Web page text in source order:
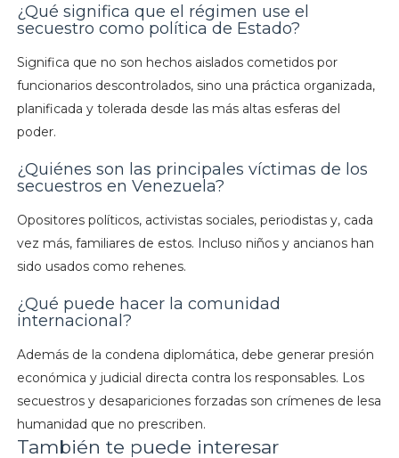
¿Qué significa que el régimen use el
secuestro como política de Estado?
Significa que no son hechos aislados cometidos por
funcionarios descontrolados, sino una práctica organizada,
planificada y tolerada desde las más altas esferas del
poder.
¿Quiénes son las principales víctimas de los
secuestros en Venezuela?
Opositores políticos, activistas sociales, periodistas y, cada
vez más, familiares de estos. Incluso niños y ancianos han
sido usados como rehenes.
¿Qué puede hacer la comunidad
internacional?
Además de la condena diplomática, debe generar presión
económica y judicial directa contra los responsables. Los
secuestros y desapariciones forzadas son crímenes de lesa
humanidad que no prescriben.
También te puede interesar